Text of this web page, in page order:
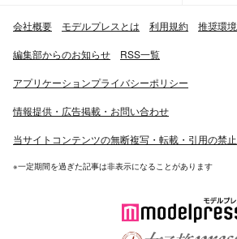
会社概要 モデルプレスとは 利用規約 推奨環境
編集部からのお知らせ RSS一覧
アプリケーションプライバシーポリシー
情報提供・広告掲載・お問い合わせ
当サイトコンテンツの無断複写・転載・引用の禁
※一定期間を過ぎた記事は非表示になることがあります